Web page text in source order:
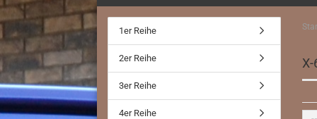
Auspuffadapter/ Zubehör
Endrohre
Fächerkrümmer
Fahrwerke/ Domstreben
1er Reihe
2er Reihe
3er Reihe
4er Reihe